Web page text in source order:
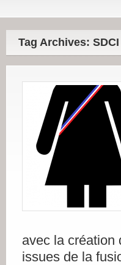
Tag Archives: SDCI
avec la création
issues de la